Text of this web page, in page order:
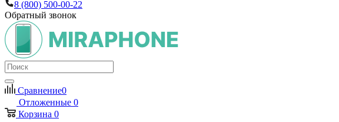
8 (800) 500-00-22
Обратный звонок
Сравнение0
Отложенные 0
Корзина 0